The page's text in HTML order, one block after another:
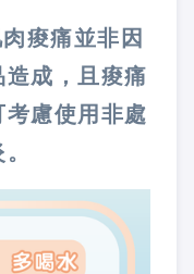
痠痛並非因
成，且痠痛
慮使用非處